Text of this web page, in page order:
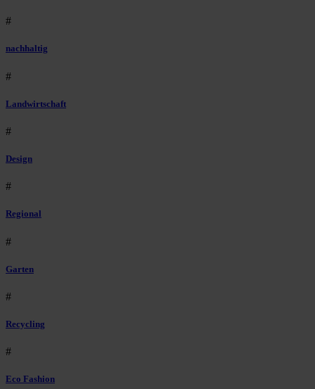
#
nachhaltig
#
Landwirtschaft
#
Design
#
Regional
#
Garten
#
Recycling
#
Eco Fashion